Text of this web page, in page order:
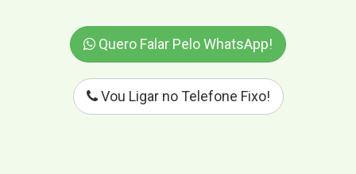
Quero Falar Pelo WhatsApp!
Vou Ligar no Telefone Fixo!